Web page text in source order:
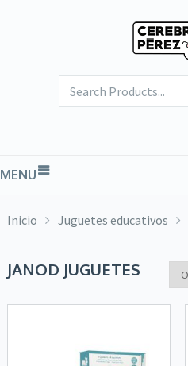
MENU
Inicio Juguetes educativos
JANOD JUGUETES